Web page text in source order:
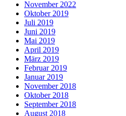
November 2022
Oktober 2019
Juli 2019
Juni 2019
Mai 2019
April 2019
März 2019
Februar 2019
Januar 2019
November 2018
Oktober 2018
September 2018
August 2018